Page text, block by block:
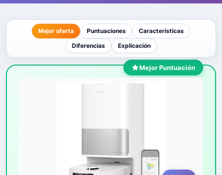
Mejor oferta Puntuaciones
Características
Diferencias
Explicación
Mejor Puntuación